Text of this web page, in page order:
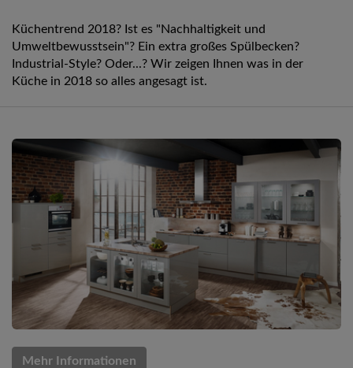
Küchentrend 2018? Ist es "Nachhaltigkeit und
Umweltbewusstsein"? Ein extra großes Spülbecken?
Industrial-Style? Oder...? Wir zeigen Ihnen was in der
Küche in 2018 so alles angesagt ist.
Mehr Informationen